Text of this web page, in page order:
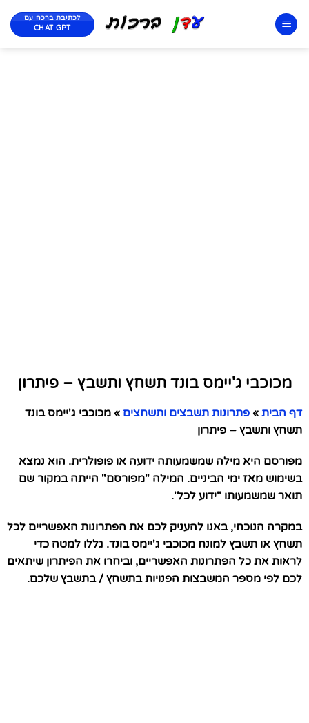
לכתיבת ברכה עם
CHAT GPT
מכוכבי ג'יימס בונד תשחץ ותשבץ – פיתרון
דף הבית » פתרונות תשבצים ותשחצים » מכוכבי ג'יימס בונד
תשחץ ותשבץ – פיתרון
מפורסם היא מילה שמשמעותה ידועה או פופולרית. הוא נמצא
בשימוש מאז ימי הביניים. המילה "מפורסם" הייתה במקור שם
תואר שמשמעותו "ידוע לכל".
במקרה הנוכחי, באנו להעניק לכם את הפתרונות האפשריים לכל
תשחץ או תשבץ למונח מכוכבי ג'יימס בונד. גללו למטה כדי
לראות את כל הפתרונות האפשריים, וביחרו את הפיתרון שיתאים
לכם לפי מספר המשבצות הפנויות בתשחץ / בתשבץ שלכם.